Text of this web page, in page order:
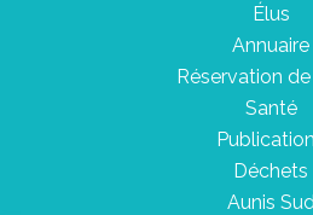
Élus
Annuaire
Réservation
Santé
Déchets
Aunis Sud